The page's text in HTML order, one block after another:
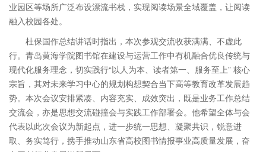
业园区等场所广泛布设漂流书栈，实现阅读场景全域覆盖，让阅读
融入校园各处。
杜保国作总结讲话时指出，本次参观交流收获满满、不虚此
行。青岛黄海学院图书馆在建设与运营工作中有机融合优良传统与
现代化服务理念，切实践行“以人为本、读者第一、服务至上” 核心
宗旨，其对未来学习中心的规划构想契合当下高等教育改革发展趋
势。本次会议安排紧凑、内容充实、成效突出，既是业务工作总结
交流会，亦是思想交流碰撞会与实践工作部署会。他希望全体与会
代表以此次会议为新起点，进一步统一思想、凝聚共识，锐意进
取、务实笃行，携手推动山东省高校图书情报事业高质量发展，奋